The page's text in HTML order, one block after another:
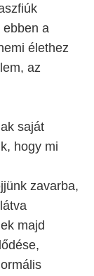
a
élethez
az
saját
hogy mi
zavarba,
majd